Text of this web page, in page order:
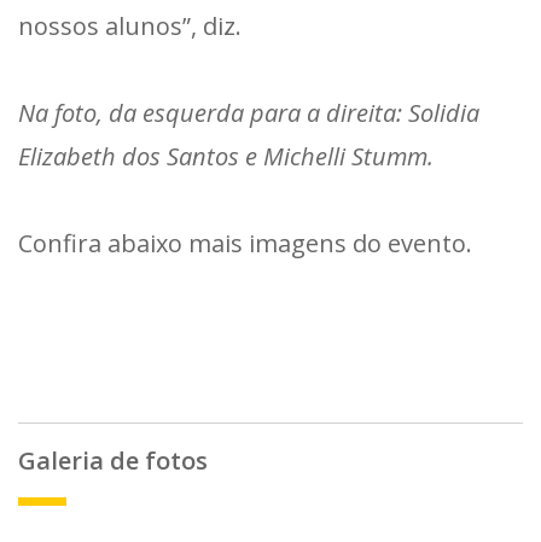
nossos alunos”, diz.
Na foto, da esquerda para a direita: Solidia
Elizabeth dos Santos e Michelli Stumm.
Confira abaixo mais imagens do evento.
Galeria de fotos